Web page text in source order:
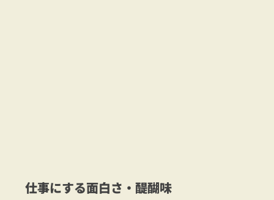
仕事にする面白さ・醍醐味